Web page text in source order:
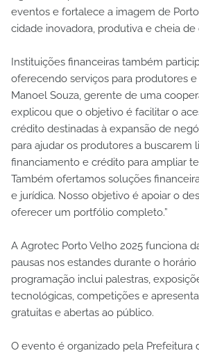
eventos e fortalece a imagem de
cidade inovadora, produtiva e cheia de
Instituições financeiras também
oferecendo serviços para produtores
Manoel Souza, gerente de uma
explicou que o objetivo é facilitar o
crédito destinadas à expansão de
para ajudar os produtores a buscarem
financiamento e crédito para ampliar
Também ofertamos soluções
e jurídica. Nosso objetivo é apoiar o
oferecer um portfólio completo.”
A Agrotec Porto Velho 2025 funciona
pausas nos estandes durante o
programação inclui palestras,
tecnológicas, competições e
gratuitas e abertas ao público.
O evento é organizado pela Prefeitura